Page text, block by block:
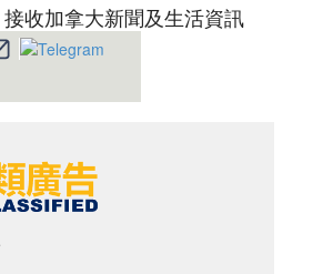
收加拿大新聞及生活資訊